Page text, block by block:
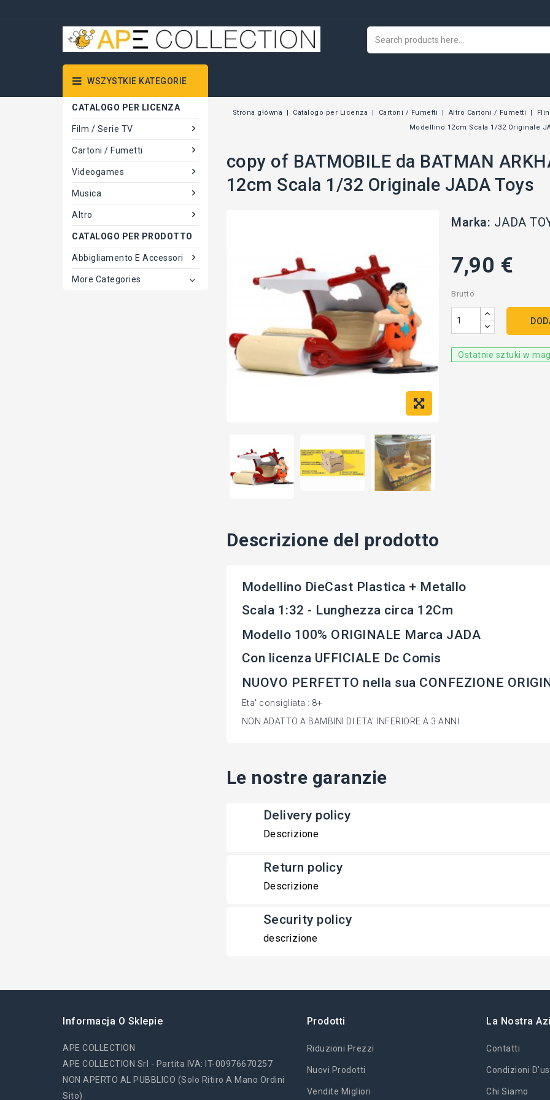
WSZYSTKIE KATEGORIE
CATALOGO PER LICENZA
Film / Serie TV
Cartoni / Fumetti
Videogames
Musica
Altro
CATALOGO PER PRODOTTO
Abbigliamento E Accessori
More Categories
Strona główna Catalogo per Licenza Cartoni / Fumetti Altro Cartoni / Fumetti
Modellino 12cm Scala 1/32 Originale
copy of BATMOBILE da BATMAN
12cm Scala 1/32 Originale JADA Toys
Marka: JADA
7,90 €
Brutto
Ostatnie sztuki w
Descrizione del prodotto
Modellino DieCast Plastica + Metallo
Scala 1:32 - Lunghezza circa 12Cm
Modello 100% ORIGINALE Marca JADA
Con licenza UFFICIALE Dc Comis
NUOVO PERFETTO nella sua CONFEZIONE
Eta' consigliata : 8+
NON ADATTO A BAMBINI DI ETA' INFERIORE A 3 ANNI
Le nostre garanzie
Delivery policy
Descrizione
Return policy
Descrizione
Security policy
descrizione
Informacja O Sklepie
APE COLLECTION
APE COLLECTION Srl - Partita IVA: IT-00976670257
NON APERTO AL PUBBLICO (solo Ritiro A Mano Ordini
Sito)
Prodotti
Riduzioni Prezzi
Nuovi Prodotti
Vendite Migliori
La Nostra
Contatti
Condizioni
Chi Siamo